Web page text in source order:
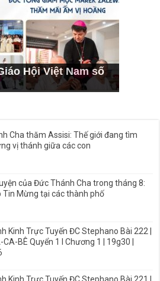
Hội Việt Nam số
Cha thăm Assisi: Thế giới đang tìm
vị thánh giữa các con
của Đức Thánh Cha trong tháng 8:
Tin Mừng tại các thành phố
Kinh Trực Tuyến ĐC Stephano Bài 222 |
BÊ Quyển 1 I Chương 1 | 19g30 |